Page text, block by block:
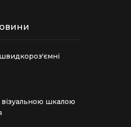
візуальною шкалою